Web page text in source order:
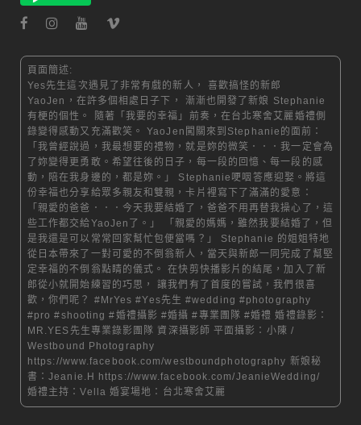
頁面簡述:
Yes先生這次遇見了非常有戲的新人， 喜歡搞怪的新郎
YaoJen，在許多個相處日子下， 漸漸也開發了新娘 Stephanie
有梗的個性。 隨著「我要的幸福」前奏，在台北寒舍艾麗婚禮側
錄變得感動又充滿歡笑。 YaoJen闖關來到Stephanie的面前：
「我曾經說過，我最想要的禮物，就是妳的微笑．．．我一定會為
了妳變得更勇敢。希望往後的日子，每一段的回憶、每一段的感
動，陪在我身邊的，都是妳。」 Stephanie哽咽答應迎娶。將這
份幸福也分享給眾多親友和雙親，卡片裡寫下了滿滿的愛意：
「親愛的爸爸．．．今天我要結婚了，爸爸不用再替我操心了，這
些工作都交給YaoJen了。」 「親愛的媽媽，雖然我要結婚了，但
是我還是可以常常回家幫忙包便當嗎？」 Stephanie 的姐姐特地
從日本帶來了一對可愛的不倒翁新人，當天與新郎一同完成了幫堅
定幸福的不倒翁點睛的儀式。 在快剪快播影片的結尾，加入了新
郎從小就開始練習的巧思， 讓我們有了首度的嘗試，我們很喜
歡，你們呢？ #MrYes #Yes先生 #wedding #photography
#pro #shooting #婚禮攝影 #婚攝 #專業團隊 #婚禮 婚禮錄影：
MR.YES先生專業錄影團隊 資深攝影師 平面攝影：小陳 /
Westbound Photography
https://www.facebook.com/westboundphotography 新娘秘
書：Jeanie.H https://www.facebook.com/JeanieWedding/
婚禮主持：Vella 婚宴場地：台北寒舍艾麗